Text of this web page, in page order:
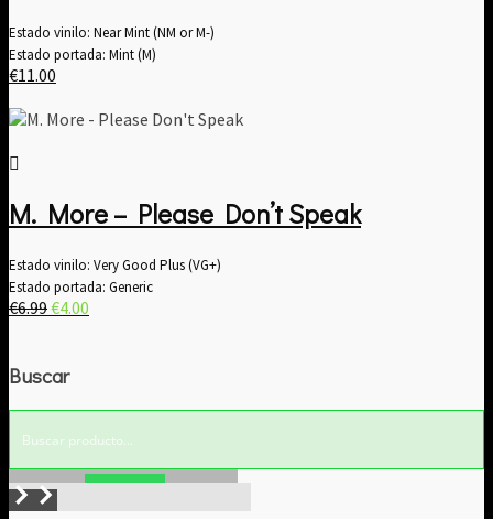
Estado vinilo: Near Mint (NM or M-)
Estado portada: Mint (M)
€11.00
M. More – Please Don’t Speak
Estado vinilo: Very Good Plus (VG+)
Estado portada: Generic
€6.99El
era:
€4.00
Buscar